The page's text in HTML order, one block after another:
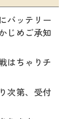
バッテリー
じめご承知
はちゃりチ
次第、受付